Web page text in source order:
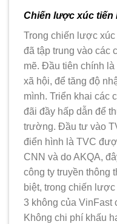
Chiến lược xúc tiến
Trong chiến lược
đã tập trung vào các
mẽ. Đầu tiên chính là
xã hội, để tăng độ
mình. Triển khai các
đãi đầy hấp dẫn để
trường. Đầu tư vào
điển hình là TVC
CNN và do AKQA,
công ty truyền thông
biệt, trong chiến
3 không của VinFast
Không chi phí khấu